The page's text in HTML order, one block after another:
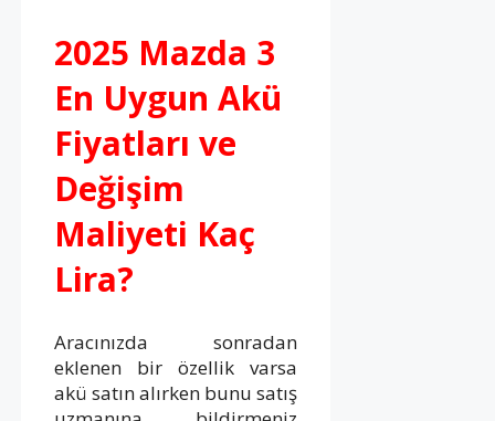
2025 Mazda 3
En Uygun Akü
Fiyatları ve
Değişim
Maliyeti Kaç
Lira?
Aracınızda sonradan
eklenen bir özellik varsa
akü satın alırken bunu satış